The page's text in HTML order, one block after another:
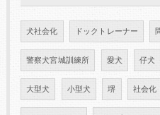
犬社会化 ドックトレーナー
警察犬宮城訓練所 愛犬 仔犬
大型犬 小型犬 堺 社会化